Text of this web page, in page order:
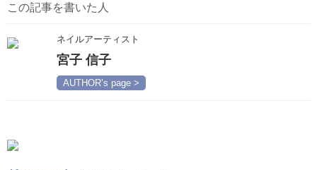
この記事を書いた人
ネイルアーティスト
宮子 信子
AUTHOR’s page >